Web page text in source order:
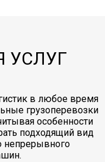
получателя.
УСЛУГ
в любое время
грузоперевозки
особенности
подходящий вид
непрерывного